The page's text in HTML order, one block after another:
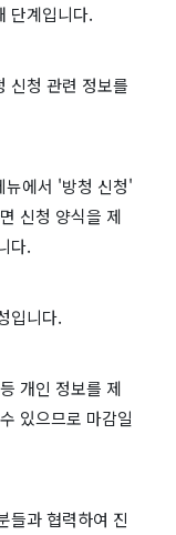
단계입니다.
신청 관련 정보를
뉴에서 '방청 신청'
신청 양식을 제
다.
입니다.
개인 정보를 제
있으므로 마감일
들과 협력하여 진